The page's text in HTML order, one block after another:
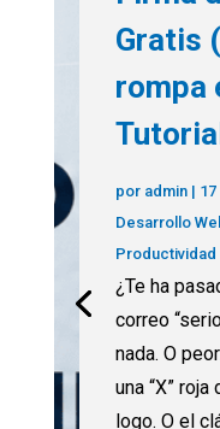
Gratis
rompa
por admin |
Desarrollo
Productividad
¿Te ha
correo
nada. O
una “X”
logo. O el
2025:
agent,
por admin
0 Comentarios
El
artificial